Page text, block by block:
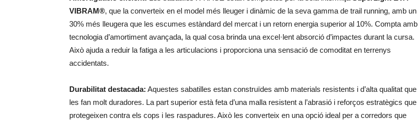
VIBRAM®, que la converteix en el model més lleuger i dinàmic de la seva gamma de trail running, amb un
30% més lleugera que les escumes estàndard del mercat i un retorn energia superior al 10%. Compta amb
tecnologia d’amortiment avançada, la qual cosa brinda una excel·lent absorció d’impactes durant la cursa.
Això ajuda a reduir la fatiga a les articulacions i proporciona una sensació de comoditat en terrenys
accidentats.
Durabilitat destacada: Aquestes sabatilles estan construïdes amb materials resistents i d’alta qualitat que
les fan molt duradores. La part superior està feta d’una malla resistent a l’abrasió i reforços estratègics que
protegeixen contra els cops i les raspadures. Això les converteix en una opció ideal per a corredors que